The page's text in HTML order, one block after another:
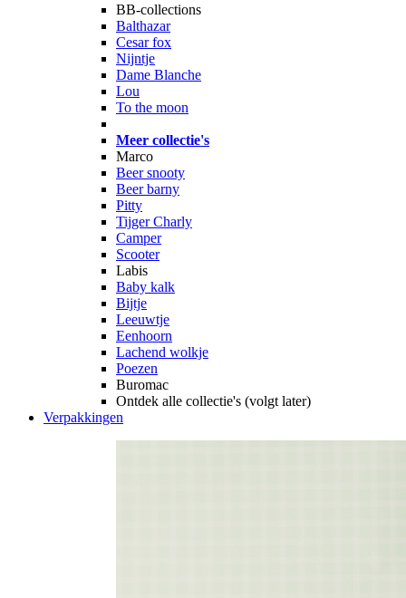
BB-collections
Balthazar
Cesar fox
Nijntje
Dame Blanche
Lou
To the moon
Meer collectie's
Marco
Beer snooty
Beer barny
Pitty
Tijger Charly
Camper
Scooter
Labis
Baby kalk
Bijtje
Leeuwtje
Eenhoorn
Lachend wolkje
Poezen
Buromac
Ontdek alle collectie's (volgt later)
Verpakkingen